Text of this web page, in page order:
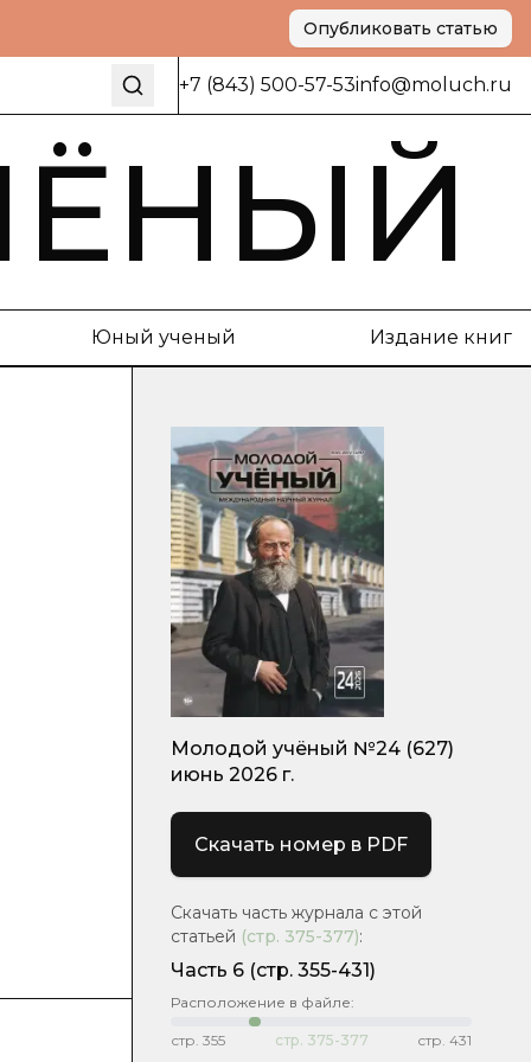
Опубликовать статью
+7 (843) 500-57-53info@moluch.ru
Юный ученый Издание книг
Молодой учёный №24 (627)
июнь 2026 г.
Скачать номер в PDF
Скачать часть журнала с этой
статьей (стр. 375-377):
Часть 6 (стр. 355-431)
Расположение в файле:
стр. 355 стр. 375-377 стр. 431